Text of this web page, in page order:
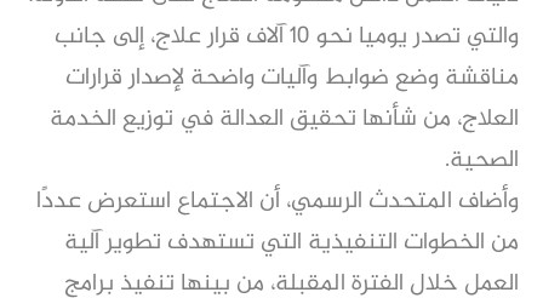
والتي تصدر يوميا نحو 10 آلاف قرار علاج، إلى جانب
مناقشة وضع ضوابط وآليات واضحة لإصدار قرارات
العلاج، من شأنها تحقيق العدالة في توزيع الخدمة
الصحية.
وأضاف المتحدث الرسمي، أن الاجتماع استعرض عددًا
من الخطوات التنفيذية التي تستهدف تطوير آلية
العمل خلال الفترة المقبلة، من بينها تنفيذ برامج